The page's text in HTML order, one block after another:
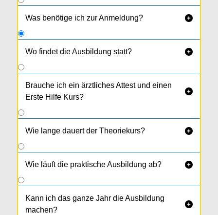
Was benötige ich zur Anmeldung? 
Wo findet die Ausbildung statt? 
Theorie, Praxis und die Prüfungen in unserem
einzigartigen Ausbildungs­zentrum inNeufelden
Dieses liegt direkt an der B 127 und ist von allen
Brauche ich ein ärztliches Attest und einen
Erste Hilfe Kurs?

Wie lange dauert der Theoriekurs? 
Wie läuft die praktische Ausbildung ab? 
Kann ich das ganze Jahr die Ausbildung
machen?
